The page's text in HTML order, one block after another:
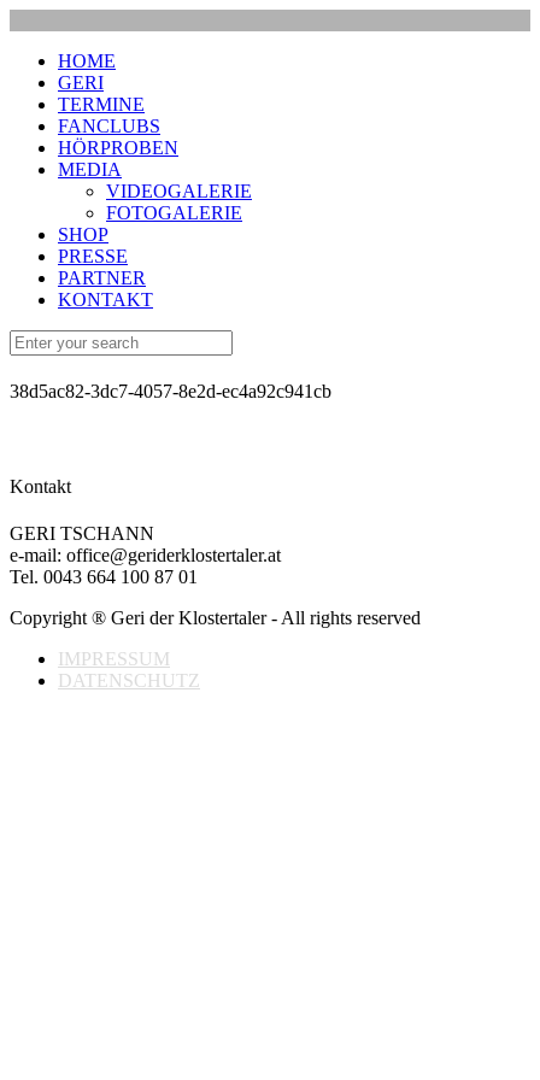
HOME
GERI
TERMINE
FANCLUBS
HÖRPROBEN
MEDIA
VIDEOGALERIE
FOTOGALERIE
SHOP
PRESSE
PARTNER
KONTAKT
38d5ac82-3dc7-4057-8e2d-ec4a92c941cb
Kontakt
GERI TSCHANN
e-mail: office@geriderklostertaler.at
Tel. 0043 664 100 87 01
Copyright ® Geri der Klostertaler - All rights reserved
IMPRESSUM
DATENSCHUTZ